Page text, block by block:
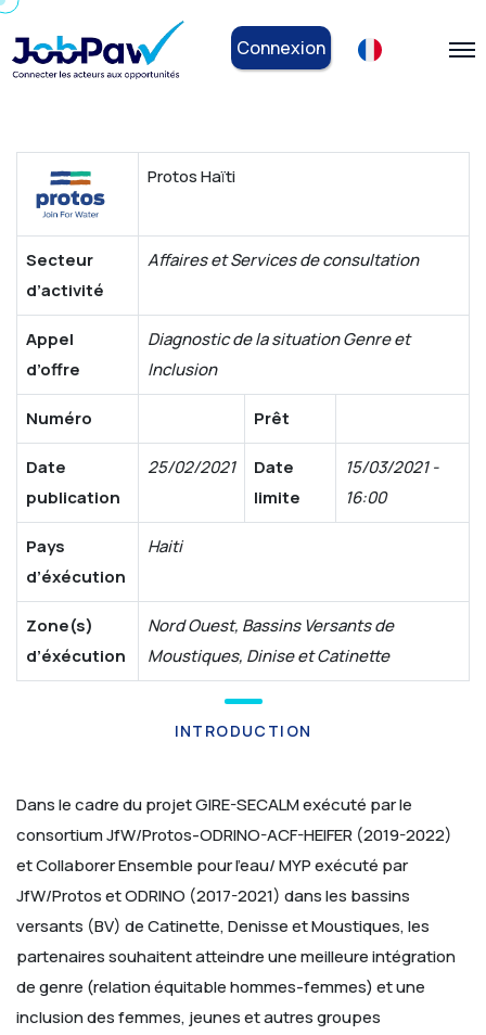
Connexion
Protos Haïti
Secteur
d’activité
Affaires et Services de consultation
Appel
d’offre
Diagnostic de la situation Genre et
Inclusion
Numéro Prêt
Date
publication
25/02/2021
Date
limite
15/03/2021 -
16:00
Pays
d’éxécution
Haiti
Zone(s)
d’éxécution
Nord Ouest, Bassins Versants de
Moustiques, Dinise et Catinette
INTRODUCTION
Dans le cadre du projet GIRE-SECALM exécuté par le
consortium JfW/Protos-ODRINO-ACF-HEIFER (2019-2022)
et Collaborer Ensemble pour l’eau/ MYP exécuté par
JfW/Protos et ODRINO (2017-2021) dans les bassins
versants (BV) de Catinette, Denisse et Moustiques, les
partenaires souhaitent atteindre une meilleure intégration
de genre (relation équitable hommes-femmes) et une
inclusion des femmes, jeunes et autres groupes